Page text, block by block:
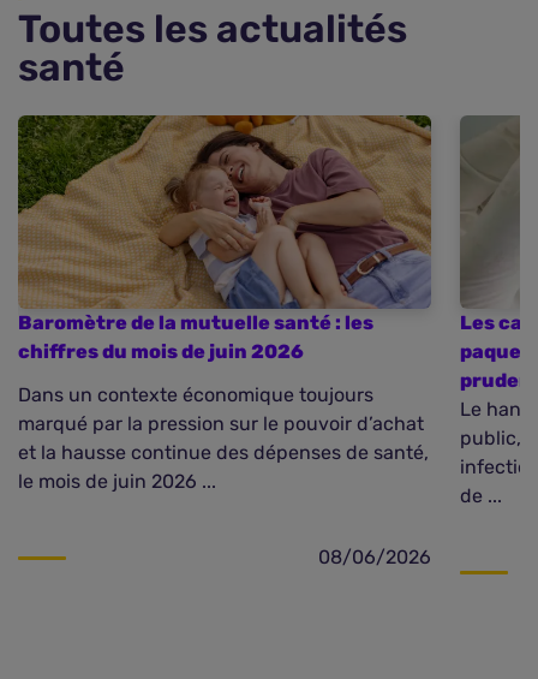
Toutes les actualités
santé
Baromètre de la mutuelle santé : les
chiffres du mois de juin 2026
Dans un contexte économique toujours
marqué par la pression sur le pouvoir d’achat
et la hausse continue des dépenses de santé,
le mois de juin 2026 ...
08/06/2026
Les
Le
public,
de ...